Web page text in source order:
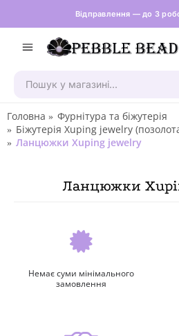
Відправлення — до 3
Головна
Фурнітура та біжутерія
Біжутерія Xuping jewelry
Ланцюжки Xuping jewelry
Ланцюжки
Немає суми мінімального
замовлення